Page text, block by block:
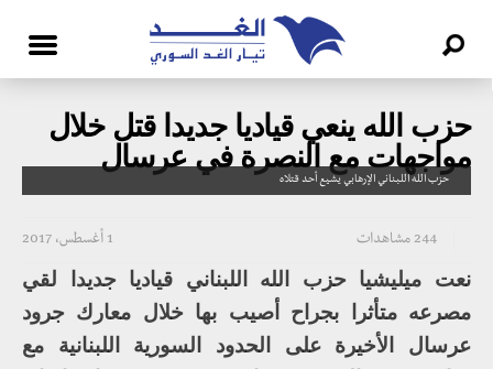
حزب الله ينعي قياديا جديدا قتل خلال
مواجهات مع النصرة في عرسال
حزب الله اللبناني الإرهابي يشيع أحد قتلاه
1 أغسطس، 2017 244 مشاهدات
نعت ميليشيا حزب الله اللبناني قياديا جديدا لقي
مصرعه متأثرا بجراح أصيب بها خلال معارك جرود
عرسال الأخيرة على الحدود السورية اللبنانية مع